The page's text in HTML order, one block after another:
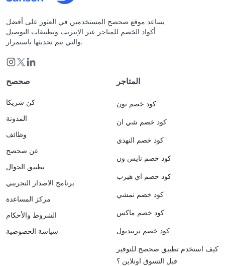
يساعد موقع صحصح المستخدمين في العثور على أفضل
أكواد الخصم للمتاجر عبر الإنترنت وتطبيقات التوصيل
والتي يتم تحديثها باستمرار.
صحصح
كن شريكا
المدونة
وظائف
عن صحصح
تطبيق الجوال
برنامج الاصدار التجريبي
مركز المساعدة
الشروط والأحكام
سياسة الخصوصية
المتاجر
كود خصم نون
كود خصم شي ان
كود خصم النهدي
كود خصم نايس ون
كود خصم اي هيرب
كود خصم نمشي
كود خصم ماكس
كود خصم ترينديول
كيف استخدم تطبيق صحصح للتوفير
قبل التسوق اونلاين ؟